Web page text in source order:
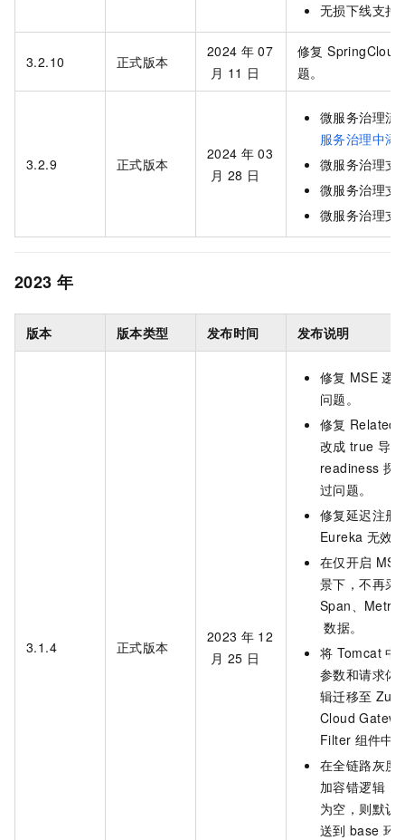
无损下线支持
3.2.10 正式版本
2024 年 07
月 11 日
修复
题。
3.2.9 正式版本
2024 年 03
月 28 日
微服务治理流
服务治理中添
微服务治理支
微服务治理支
微服务治理支
2023 年
版本 版本类型 发布时间 发布说明
3.1.4 正式版本
2023 年 12
月 25 日
修复 MSE 逻
问题。
修复 Related
改成 true 导致
readiness 探
过问题。
修复延迟注册
Eureka 无效
在仅开启 MSE
景下，不再采
Span、
数据。
将 Tomcat 中
参数和请求体
辑迁移至 Zuul
Cloud
Filter 组件中
在全链路灰度
加容错逻辑，
为空，则默认
送到 base 环